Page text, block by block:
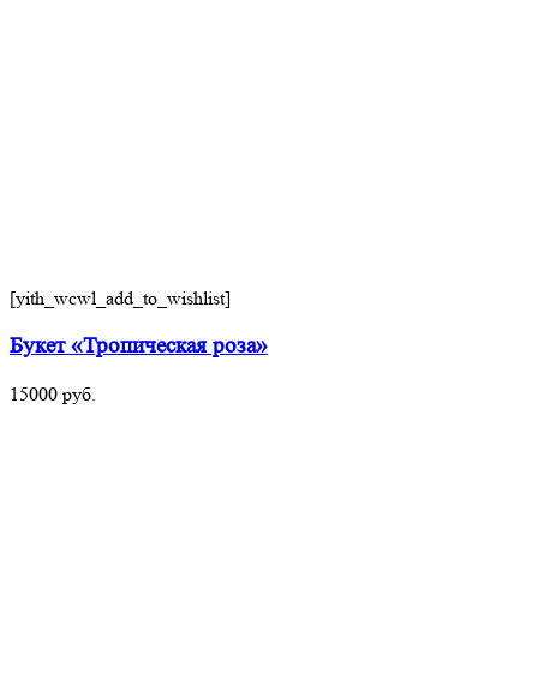
[yith_wcwl_add_to_wishlist]
Букет «Тропическая роза»
15000 руб.